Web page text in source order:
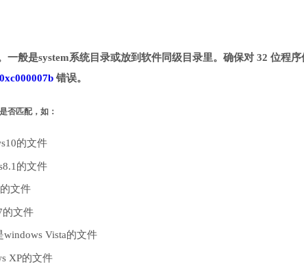
般是system系统目录或放到软件同级目录里。确保对 32 位程序
0xc000007b 错误。
否匹配，如：
的文件
的文件
文件
的文件
Vista的文件
XP的文件